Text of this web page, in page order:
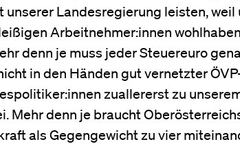
Landesregierung leisten,
Arbeitnehmer:innen
denn je muss jeder Steuereuro
in den Händen gut vernetzter
zuallererst zu
Mehr denn je braucht
als Gegengewicht zu vier